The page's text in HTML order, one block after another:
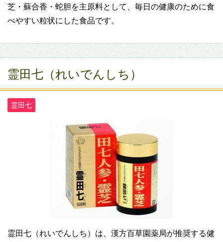
芝・蘇合香・蛇胆を主原料として、毎日の健康のために食
べやすい粒状にした食品です。
霊田七（れいでんしち）
霊田七
霊田七（れいでんしち）は、漢方百草園薬局が推奨する健